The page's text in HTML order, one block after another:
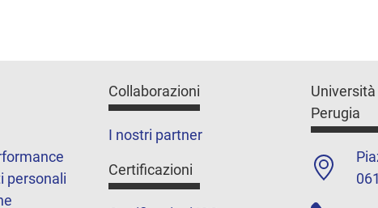
personali
Collaborazioni
I nostri partner
Certificazioni
Perugia